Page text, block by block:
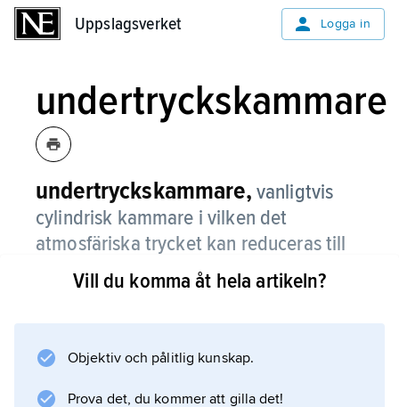
Uppslagsverket Logga in
undertryckskammare
undertryckskammare, vanligtvis
cylindrisk kammare i vilken det
atmosfäriska trycket kan reduceras till
en simulerad flyghöjd av 18 000–24 000
människans reaktioner på höga höjder, vid
Vill du komma åt hela artikeln?
Objektiv och pålitlig kunskap.
Prova det, du kommer att gilla det!